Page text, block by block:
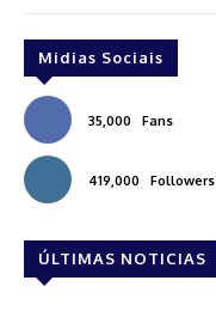
Midias Sociais
35,000 Fans
419,000 Followers
ÚLTIMAS NOTICIAS